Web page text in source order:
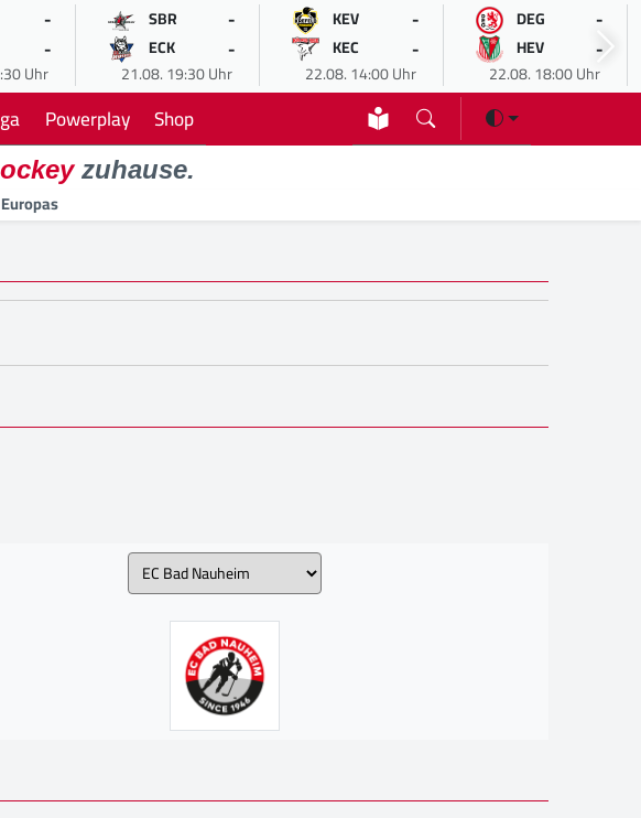
-
-
Uhr
SBR -
ECK -
21.08. 19:30 Uhr
KEV -
KEC -
22.08. 14:00 Uhr
DEG -
HEV -
22.08. 18:00 Uhr
Powerplay Shop
zuhause.